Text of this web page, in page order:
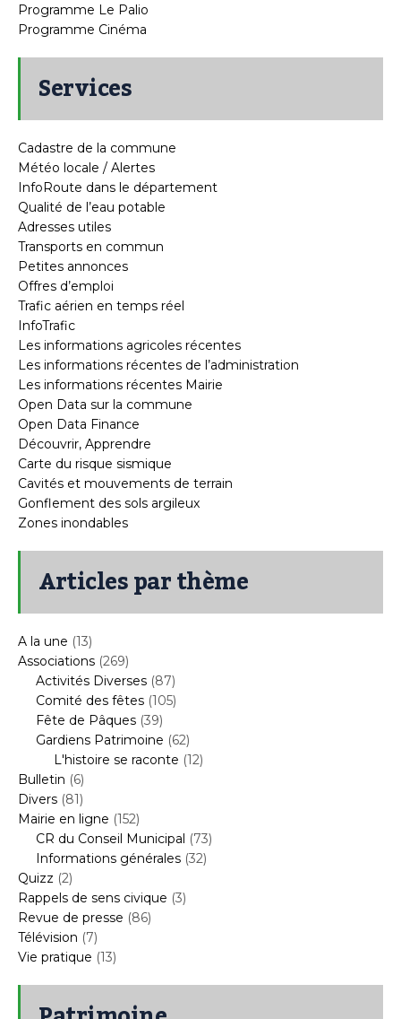
Programme Le Palio
Programme Cinéma
Services
Cadastre de la commune
Météo locale / Alertes
InfoRoute dans le département
Qualité de l’eau potable
Adresses utiles
Transports en commun
Petites annonces
Offres d’emploi
Trafic aérien en temps réel
InfoTrafic
Les informations agricoles récentes
Les informations récentes de l’administration
Les informations récentes Mairie
Open Data sur la commune
Open Data Finance
Découvrir, Apprendre
Carte du risque sismique
Cavités et mouvements de terrain
Gonflement des sols argileux
Zones inondables
Articles par thème
A la une (13)
Associations (269)
Activités Diverses (87)
Comité des fêtes (105)
Fête de Pâques (39)
Gardiens Patrimoine (62)
L'histoire se raconte (12)
Bulletin (6)
Divers (81)
Mairie en ligne (152)
CR du Conseil Municipal (73)
Informations générales (32)
Quizz (2)
Rappels de sens civique (3)
Revue de presse (86)
Télévision (7)
Vie pratique (13)